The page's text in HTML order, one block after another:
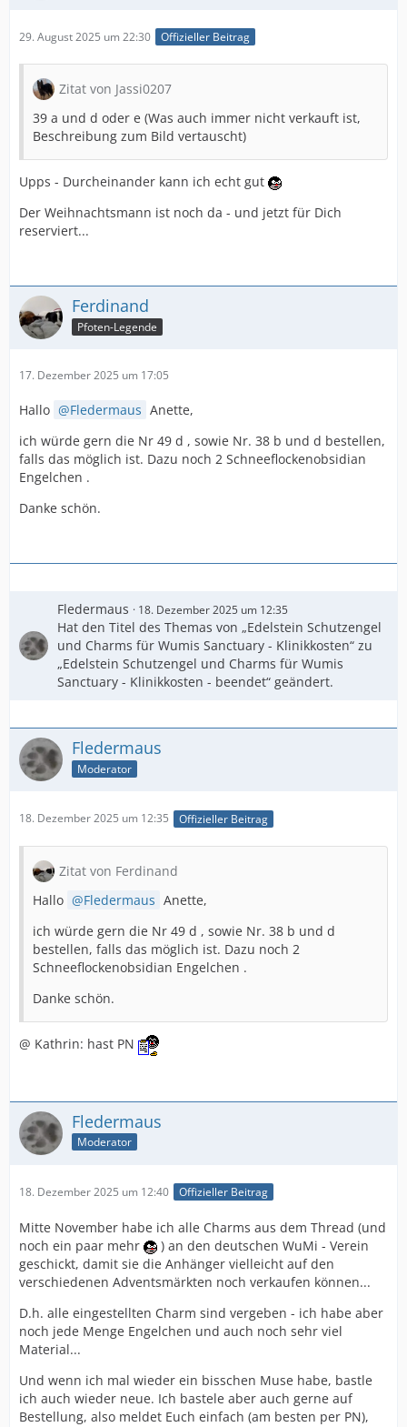
29. August 2025 um 22:30 Offizieller Beitrag
Zitat von Jassi0207
39 a und d oder e (Was auch immer nicht verkauft ist,
Beschreibung zum Bild vertauscht)
Upps - Durcheinander kann ich echt gut
Der Weihnachtsmann ist noch da - und jetzt für Dich
reserviert...
Ferdinand
Pfoten-Legende
17. Dezember 2025 um 17:05
Hallo Fledermaus Anette,
ich würde gern die Nr 49 d , sowie Nr. 38 b und d bestellen,
falls das möglich ist. Dazu noch 2 Schneeflockenobsidian
Engelchen .
Danke schön.
Fledermaus 18. Dezember 2025 um 12:35
Hat den Titel des Themas von „Edelstein Schutzengel
und Charms für Wumis Sanctuary - Klinikkosten“ zu
„Edelstein Schutzengel und Charms für Wumis
Sanctuary - Klinikkosten - beendet“ geändert.
Fledermaus
Moderator
18. Dezember 2025 um 12:35 Offizieller Beitrag
Zitat von Ferdinand
Hallo
Fledermaus Anette,
ich würde gern die Nr 49 d , sowie Nr. 38 b und d
bestellen, falls das möglich ist. Dazu noch 2
Schneeflockenobsidian Engelchen .
Danke schön.
@ Kathrin: hast PN
Fledermaus
Moderator
18. Dezember 2025 um 12:40 Offizieller Beitrag
Mitte November habe ich alle Charms aus dem Thread (und
noch ein paar mehr
) an den deutschen WuMi - Verein
geschickt, damit sie die Anhänger vielleicht auf den
verschiedenen Adventsmärkten noch verkaufen können...
D.h. alle eingestellten Charm sind vergeben - ich habe aber
noch jede Menge Engelchen und auch noch sehr viel
Material...
Und wenn ich mal wieder ein bisschen Muse habe, bastle
ich auch wieder neue. Ich bastele aber auch gerne auf
Bestellung, also meldet Euch einfach (am besten per PN),